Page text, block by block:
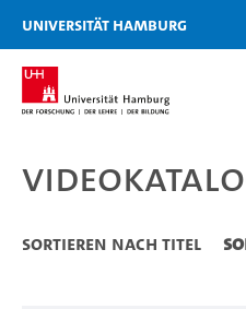
Zu den Filtern
Zur Metanavigation
Zur Hauptnavigation
Zur Suche
Zum Inhalt
Zum Seitenfuss
Universität Hamburg
Sortieren nach Titel